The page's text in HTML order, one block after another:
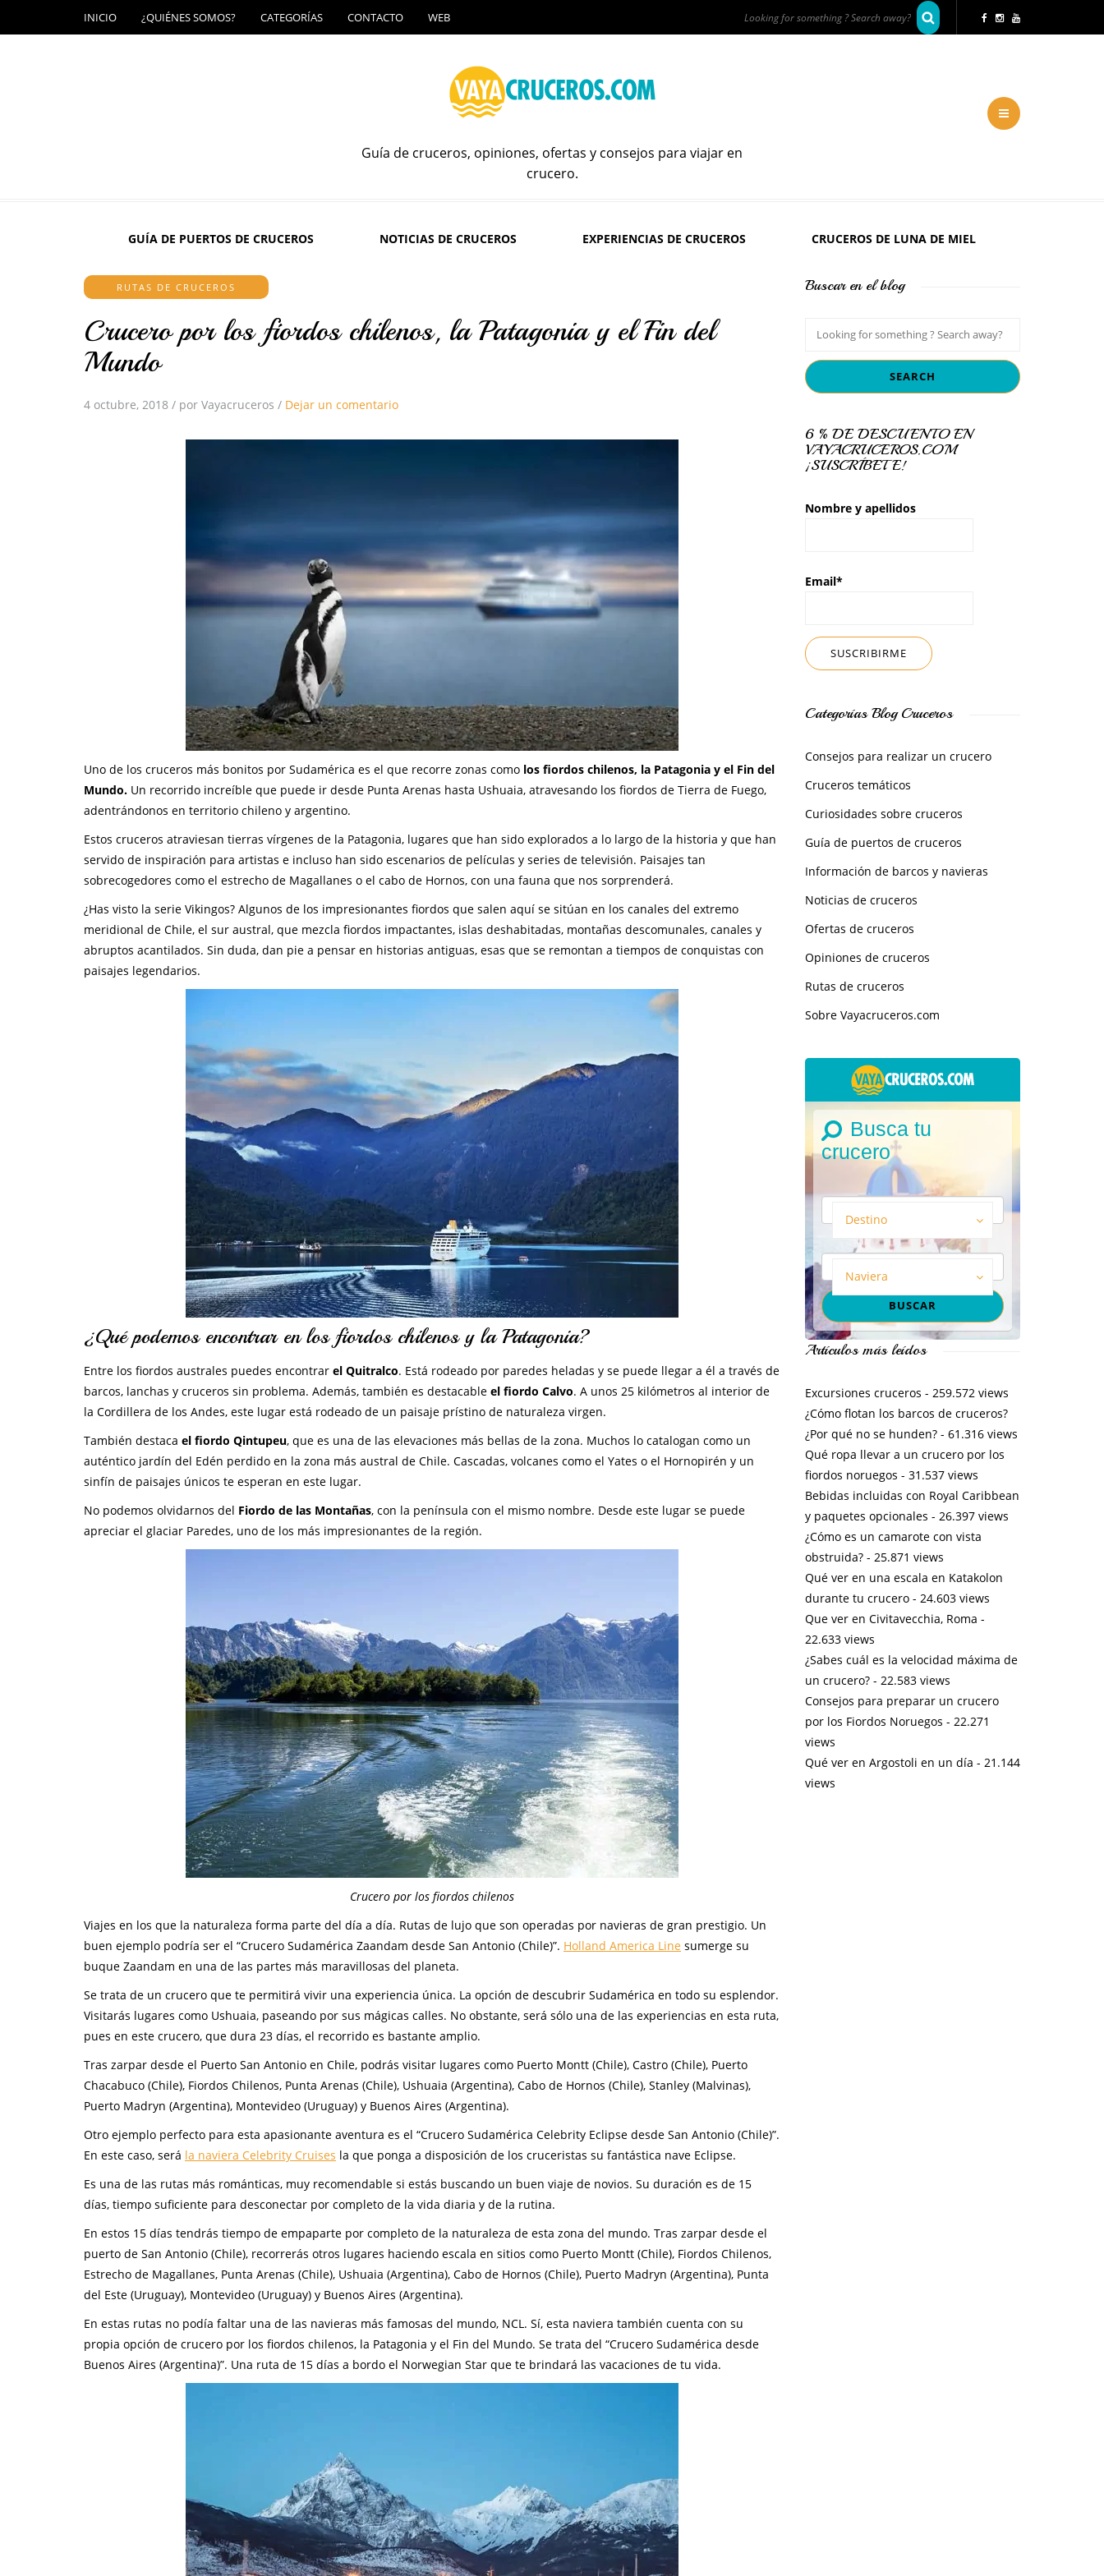
INICIO ¿QUIÉNES SOMOS? CATEGORÍAS CONTACTO WEB
Guía de cruceros, opiniones, ofertas y consejos para viajar en
crucero.
GUÍA DE PUERTOS DE CRUCEROS NOTICIAS DE CRUCEROS EXPERIENCIAS DE CRUCEROS CRUCEROS DE LUNA DE MIEL
RUTAS DE CRUCEROS
Crucero por los fiordos chilenos, la Patagonia y el Fin del
Mundo
4 octubre, 2018 / por Vayacruceros / Dejar un comentario
Uno de los cruceros más bonitos por Sudamérica es el que recorre zonas como los fiordos chilenos, la Patagonia y el Fin del
Mundo. Un recorrido increíble que puede ir desde Punta Arenas hasta Ushuaia, atravesando los fiordos de Tierra de Fuego,
adentrándonos en territorio chileno y argentino.
Estos cruceros atraviesan tierras vírgenes de la Patagonia, lugares que han sido explorados a lo largo de la historia y que han
servido de inspiración para artistas e incluso han sido escenarios de películas y series de televisión. Paisajes tan
sobrecogedores como el estrecho de Magallanes o el cabo de Hornos, con una fauna que nos sorprenderá.
¿Has visto la serie Vikingos? Algunos de los impresionantes fiordos que salen aquí se sitúan en los canales del extremo
meridional de Chile, el sur austral, que mezcla fiordos impactantes, islas deshabitadas, montañas descomunales, canales y
abruptos acantilados. Sin duda, dan pie a pensar en historias antiguas, esas que se remontan a tiempos de conquistas con
paisajes legendarios.
¿Qué podemos encontrar en los fiordos chilenos y la Patagonia?
Entre los fiordos australes puedes encontrar el Quitralco. Está rodeado por paredes heladas y se puede llegar a él a través de
barcos, lanchas y cruceros sin problema. Además, también es destacable el fiordo Calvo. A unos 25 kilómetros al interior de
la Cordillera de los Andes, este lugar está rodeado de un paisaje prístino de naturaleza virgen.
También destaca el fiordo Qintupeu, que es una de las elevaciones más bellas de la zona. Muchos lo catalogan como un
auténtico jardín del Edén perdido en la zona más austral de Chile. Cascadas, volcanes como el Yates o el Hornopirén y un
sinfín de paisajes únicos te esperan en este lugar.
No podemos olvidarnos del Fiordo de las Montañas, con la península con el mismo nombre. Desde este lugar se puede
apreciar el glaciar Paredes, uno de los más impresionantes de la región.
Crucero por los fiordos chilenos
Viajes en los que la naturaleza forma parte del día a día. Rutas de lujo que son operadas por navieras de gran prestigio. Un
buen ejemplo podría ser el “Crucero Sudamérica Zaandam desde San Antonio (Chile)”. Holland America Line sumerge su
buque Zaandam en una de las partes más maravillosas del planeta.
Se trata de un crucero que te permitirá vivir una experiencia única. La opción de descubrir Sudamérica en todo su esplendor.
Visitarás lugares como Ushuaia, paseando por sus mágicas calles. No obstante, será sólo una de las experiencias en esta ruta,
pues en este crucero, que dura 23 días, el recorrido es bastante amplio.
Tras zarpar desde el Puerto San Antonio en Chile, podrás visitar lugares como Puerto Montt (Chile), Castro (Chile), Puerto
Chacabuco (Chile), Fiordos Chilenos, Punta Arenas (Chile), Ushuaia (Argentina), Cabo de Hornos (Chile), Stanley (Malvinas),
Puerto Madryn (Argentina), Montevideo (Uruguay) y Buenos Aires (Argentina).
Otro ejemplo perfecto para esta apasionante aventura es el “Crucero Sudamérica Celebrity Eclipse desde San Antonio (Chile)”.
En este caso, será la naviera Celebrity Cruises la que ponga a disposición de los cruceristas su fantástica nave Eclipse.
Es una de las rutas más románticas, muy recomendable si estás buscando un buen viaje de novios. Su duración es de 15
días, tiempo suficiente para desconectar por completo de la vida diaria y de la rutina.
En estos 15 días tendrás tiempo de empaparte por completo de la naturaleza de esta zona del mundo. Tras zarpar desde el
puerto de San Antonio (Chile), recorrerás otros lugares haciendo escala en sitios como Puerto Montt (Chile), Fiordos Chilenos,
Estrecho de Magallanes, Punta Arenas (Chile), Ushuaia (Argentina), Cabo de Hornos (Chile), Puerto Madryn (Argentina), Punta
del Este (Uruguay), Montevideo (Uruguay) y Buenos Aires (Argentina).
En estas rutas no podía faltar una de las navieras más famosas del mundo, NCL. Sí, esta naviera también cuenta con su
propia opción de crucero por los fiordos chilenos, la Patagonia y el Fin del Mundo. Se trata del “Crucero Sudamérica desde
Buenos Aires (Argentina)”. Una ruta de 15 días a bordo el Norwegian Star que te brindará las vacaciones de tu vida.
Buscar en el blog
6 % DE DESCUENTO EN
VAYACRUCEROS.COM
¡SUSCRÍBETE!
Nombre y apellidos
Email*
Categorías Blog Cruceros
Consejos para realizar un crucero
Cruceros temáticos
Curiosidades sobre cruceros
Guía de puertos de cruceros
Información de barcos y navieras
Noticias de cruceros
Ofertas de cruceros
Opiniones de cruceros
Rutas de cruceros
Sobre Vayacruceros.com
Busca tu
crucero
Destino
Naviera
Artículos más leídos
Excursiones cruceros - 259.572 views
¿Cómo flotan los barcos de cruceros?
¿Por qué no se hunden?- 61.316 views
Qué ropa llevar a un crucero por los
fiordos noruegos - 31.537 views
Bebidas incluidas con Royal Caribbean
y paquetes opcionales - 26.397 views
¿Cómo es un camarote con vista
obstruida?- 25.871 views
Qué ver en una escala en Katakolon
durante tu crucero- 24.603 views
Que ver en Civitavecchia, Roma -
22.633 views
¿Sabes cuál es la velocidad máxima de
un crucero?- 22.583 views
Consejos para preparar un crucero
por los Fiordos Noruegos - 22.271
views
Qué ver en Argostoli en un día - 21.144
views